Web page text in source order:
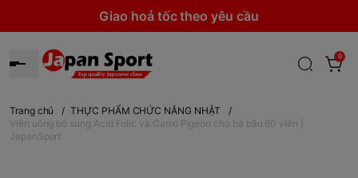
Giao hoả tốc theo yêu cầu
0
Trang chủ / THỰC PHẨM CHỨC NĂNG NHẬT
/
Viên uống bổ sung Acid Folic và Canxi Pigeon cho bà bầu 60 viên |
JapanSport